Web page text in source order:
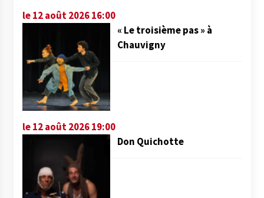
le 12 août 2026 16:00
« Le troisième pas » à
Chauvigny
le 12 août 2026 19:00
Don Quichotte